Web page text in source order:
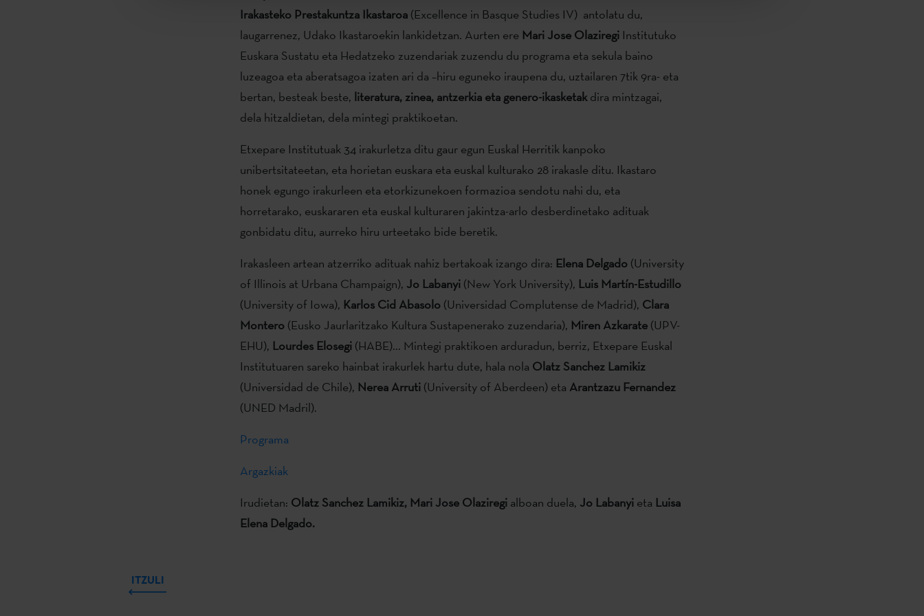
Irakasteko Prestakuntza Ikastaroa (Excellence in Basque Studies IV) antolatu du,
laugarrenez, Udako Ikastaroekin lankidetzan. Aurten ereMari Jose OlaziregiInstitutuko
Euskara Sustatu eta Hedatzeko zuzendariak zuzendu du programa eta sekula baino
luzeagoa eta aberatsagoa izaten ari da –hiru eguneko iraupena du, uztailaren 7tik 9ra- eta
bertan, besteak beste, literatura, zinea, antzerkia eta genero-ikasketakdira mintzagai,
dela hitzaldietan, dela mintegi praktikoetan.
Etxepare Institutuak 34 irakurletza ditu gaur egun Euskal Herritik kanpoko
unibertsitateetan, eta horietan euskara eta euskal kulturako 28 irakasle ditu. Ikastaro
honek egungo irakurleen eta etorkizunekoen formazioa sendotu nahi du, eta
horretarako, euskararen eta euskal kulturaren jakintza-arlo desberdinetako adituak
gonbidatu ditu, aurreko hiru urteetako bide beretik.
Irakasleen artean atzerriko adituak nahiz bertakoak izango dira: Elena Delgado(University
of Illinois at Urbana Champaign), Jo Labanyi (New York University), Luis Martín-Estudillo
(University of Iowa), Karlos Cid Abasolo(Universidad Complutense de Madrid), Clara
Montero (Eusko Jaurlaritzako Kultura Sustapenerako zuzendaria), Miren Azkarate(UPV-
EHU), Lourdes Elosegi(HABE)... Mintegi praktikoen arduradun, berriz, Etxepare Euskal
Institutuaren sareko hainbat irakurlek hartu dute, hala nola Olatz Sanchez Lamikiz
(Universidad de Chile), Nerea Arruti(University of Aberdeen) eta Arantzazu Fernandez
(UNED Madril).
Programa
Argazkiak
Irudietan: Olatz Sanchez Lamikiz, Mari Jose Olaziregi alboan duela, Jo Labanyieta Luisa
Elena Delgado.
ITZULI